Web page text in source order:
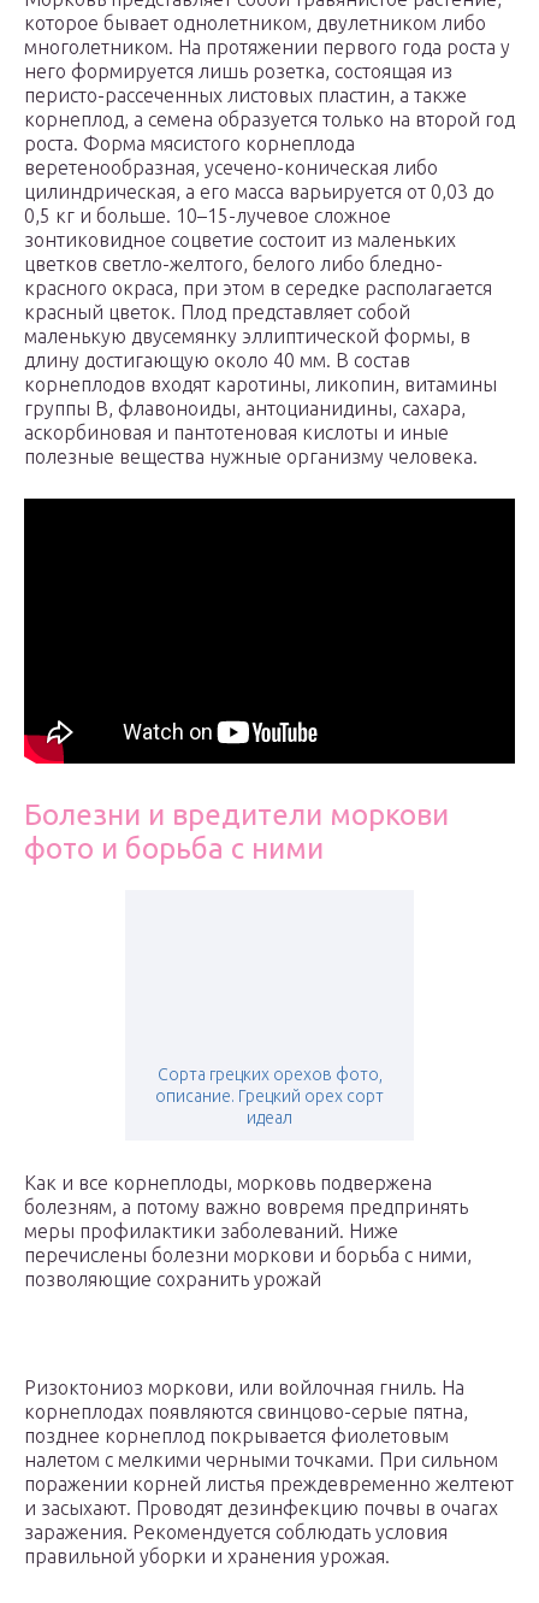
которое бывает однолетником, двулетником либо
многолетником. На протяжении первого года роста у
него формируется лишь розетка, состоящая из
перисто-рассеченных листовых пластин, а также
корнеплод, а семена образуется только на второй год
роста. Форма мясистого корнеплода
веретенообразная, усечено-коническая либо
цилиндрическая, а его масса варьируется от 0,03 до
0,5 кг и больше. 10–15-лучевое сложное
зонтиковидное соцветие состоит из маленьких
цветков светло-желтого, белого либо бледно-
красного окраса, при этом в середке располагается
красный цветок. Плод представляет собой
маленькую двусемянку эллиптической формы, в
длину достигающую около 40 мм. В состав
корнеплодов входят каротины, ликопин, витамины
группы B, флавоноиды, антоцианидины, сахара,
аскорбиновая и пантотеновая кислоты и иные
полезные вещества нужные организму человека.
Болезни и вредители моркови
фото и борьба с ними
Сорта грецких орехов фото,
описание. Грецкий орех сорт
идеал
Как и все корнеплоды, морковь подвержена
болезням, а потому важно вовремя предпринять
меры профилактики заболеваний. Ниже
перечислены болезни моркови и борьба с ними,
позволяющие сохранить урожай
Ризоктониоз моркови, или войлочная гниль. На
корнеплодах появляются свинцово-серые пятна,
позднее корнеплод покрывается фиолетовым
налетом с мелкими черными точками. При сильном
поражении корней листья преждевременно желтеют
и засыхают. Проводят дезинфекцию почвы в очагах
заражения. Рекомендуется соблюдать условия
правильной уборки и хранения урожая.